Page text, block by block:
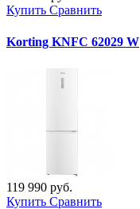
Купить Сравнить
Korting KNFC 62029 W
119 990 руб.
Купить Сравнить